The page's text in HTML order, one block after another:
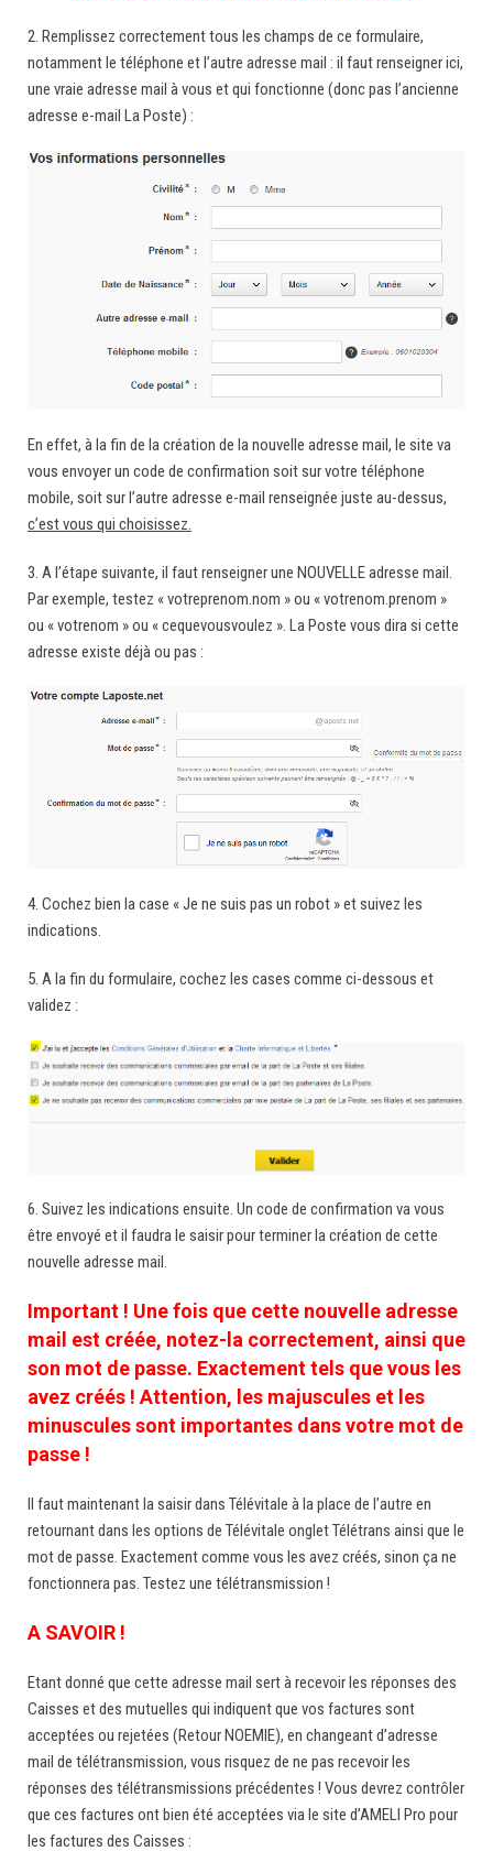
2. Remplissez correctement tous les champs de ce formulaire,
notamment le téléphone et l’autre adresse mail : il faut renseigner ici,
une vraie adresse mail à vous et qui fonctionne (donc pas l’ancienne
adresse e-mail La Poste) :
En effet, à la fin de la création de la nouvelle adresse mail, le site va
vous envoyer un code de confirmation soit sur votre téléphone
mobile, soit sur l’autre adresse e-mail renseignée juste au-dessus,
c’est vous qui choisissez.
3. A l’étape suivante, il faut renseigner une NOUVELLE adresse mail.
Par exemple, testez « votreprenom.nom » ou « votrenom.prenom »
ou « votrenom » ou « cequevousvoulez ». La Poste vous dira si cette
adresse existe déjà ou pas :
4. Cochez bien la case « Je ne suis pas un robot » et suivez les
indications.
5. A la fin du formulaire, cochez les cases comme ci-dessous et
validez :
6. Suivez les indications ensuite. Un code de confirmation va vous
être envoyé et il faudra le saisir pour terminer la création de cette
nouvelle adresse mail.
Important ! Une fois que cette nouvelle adresse
mail est créée, notez-la correctement, ainsi que
son mot de passe. Exactement tels que vous les
avez créés ! Attention, les majuscules et les
minuscules sont importantes dans votre mot de
passe !
Il faut maintenant la saisir dans Télévitale à la place de l’autre en
retournant dans les options de Télévitale onglet Télétrans ainsi que le
mot de passe. Exactement comme vous les avez créés, sinon ça ne
fonctionnera pas. Testez une télétransmission !
A SAVOIR !
Etant donné que cette adresse mail sert à recevoir les réponses des
Caisses et des mutuelles qui indiquent que vos factures sont
acceptées ou rejetées (Retour NOEMIE), en changeant d’adresse
mail de télétransmission, vous risquez de ne pas recevoir les
réponses des télétransmissions précédentes ! Vous devrez contrôler
que ces factures ont bien été acceptées via le site d’AMELI Pro pour
les factures des Caisses :